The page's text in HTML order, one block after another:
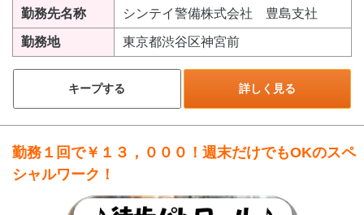
勤務先名称 シンテイ警備株式会社 豊島支社
勤務地 東京都渋谷区神宮前
キープする 詳しく見る
勤務１回で￥１３，０００！週末だけでもOKのスペ
シャルワーク！